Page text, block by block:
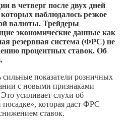
в четверг после двух дней
наблюдалось резкое
валюты. Трейдеры
экономические данные как
резервная система (ФРС) не
процентных ставок. Об
сильные показатели розничных
с новыми признаками
усиливает слухи об
которая даст ФРС
ставок.